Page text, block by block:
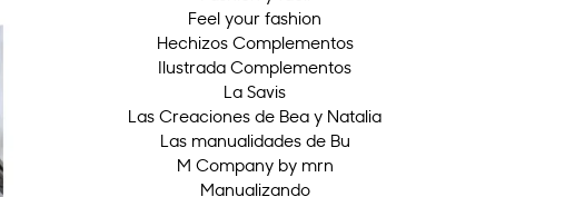
Feel your fashion
Hechizos Complementos
Ilustrada Complementos
La Savis
Las Creaciones de Bea y Natalia
Las manualidades de Bu
M Company by mrn
Manualizando